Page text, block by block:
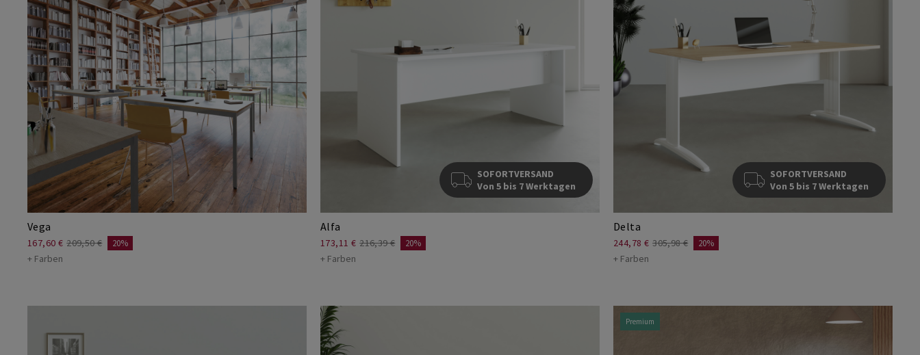
Vega
167,60 € 209,50 € 20%
+ Farben
SOFORTVERSAND
Von 5 bis 7 Werktagen
Alfa
173,11 € 216,39 € 20%
+ Farben
SOFORTVERSAND
Von 5 bis 7 Werktagen
Delta
244,78 € 305,98 € 20%
+ Farben
Premium